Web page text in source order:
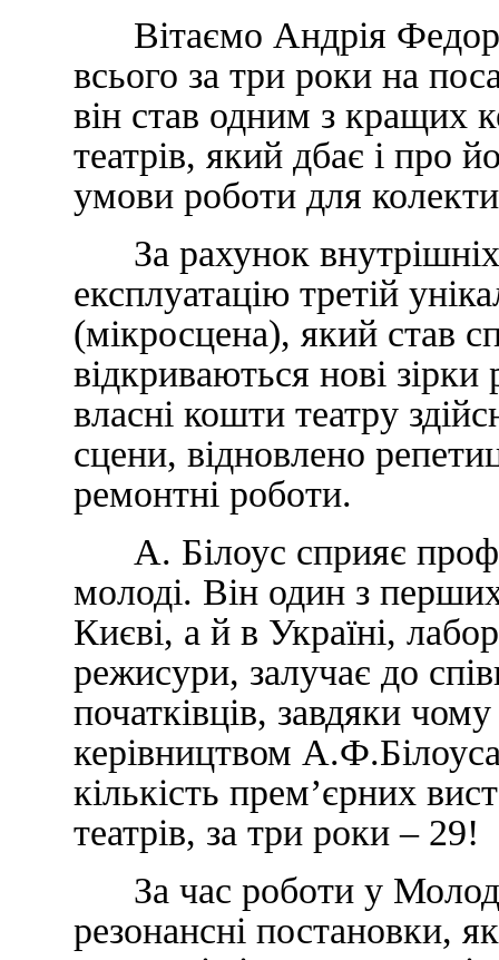
Вітаємо Андрія
всього за три роки на
він став одним з кращих
театрів, який дбає і про
умови роботи для
За рахунок внутрішніх
експлуатацію третій
(мікросцена), який став
відкриваються нові
власні кошти театру
сцени, відновлено
ремонтні роботи.
А. Білоус сприяє
молоді. Він один з
Києві, а й в Україні,
режисури, залучає до
початківців, завдяки
керівництвом
кількість прем’єрних
театрів, за три роки – 29!
За час роботи у
резонансні постановки,